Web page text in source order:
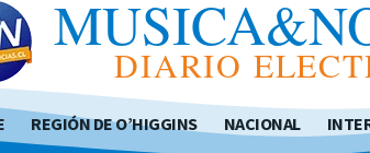
DIARIO
REGIÓN DE O’HIGGINS NACIONAL